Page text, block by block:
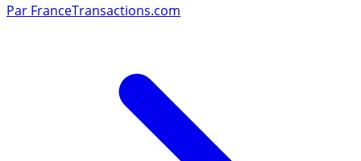
Par FranceTransactions.com